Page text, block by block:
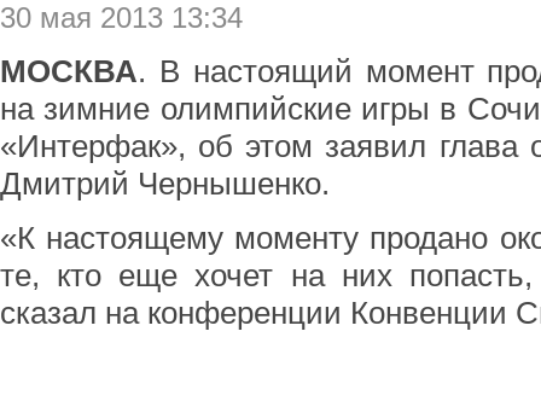
30 мая 2013 13:34
МОСКВА. В настоящий момент
на зимние олимпийские игры в
«Интерфак», об этом заявил глава
Дмитрий Чернышенко.
«К настоящему моменту продано
те, кто еще хочет на них попасть,
сказал на конференции Конвенции